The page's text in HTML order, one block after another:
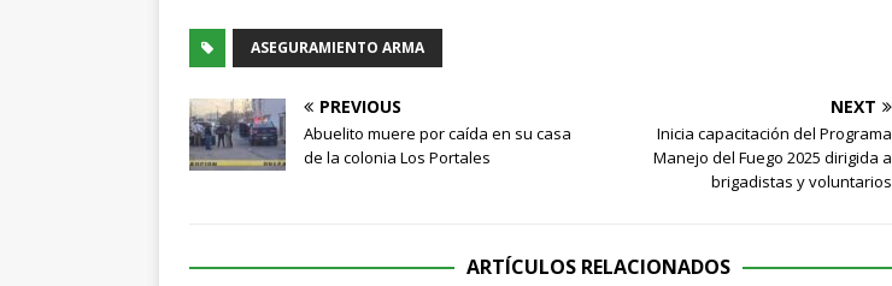
ASEGURAMIENTO ARMA
PREVIOUS
Abuelito muere por caída en su casa
de la colonia Los Portales
NEXT
Inicia capacitación del Programa
Manejo del Fuego 2025 dirigida a
brigadistas y voluntarios
ARTÍCULOS RELACIONADOS